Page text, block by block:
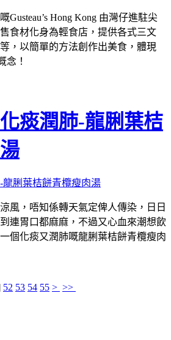
Gusteau’s Hong Kong 由灣仔進駐尖
食材化身為輕食店，提供各式三文
，以簡單的方法創作出美食，體現
念！
化痰潤肺-龍脷葉桔
風， 唔知係轉天氣定俾人傳染 ， 日日
到連胃口都麻麻 ，不過又心血來潮想飲
個化痰又潤肺嘅龍脷葉桔餅青欖瘦肉
52 53 54 55 > >>